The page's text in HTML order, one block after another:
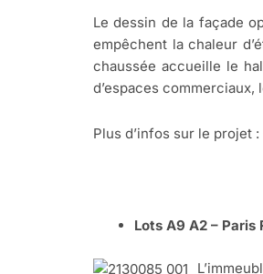
Le dessin de la façade
empêchent la chaleur
chaussée accueille le
d’espaces
Plus d’infos sur le projet :
Lots A9 A2 – Paris